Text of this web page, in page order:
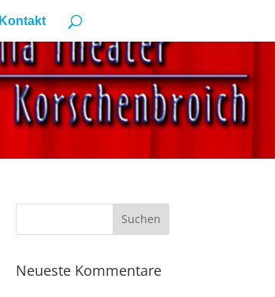
Kontakt
Neueste Kommentare